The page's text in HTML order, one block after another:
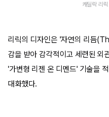
캐딜락 리
리릭의 디자인은 '자연의 리듬
감을 받아 감각적이고 세련된 외
'가변형 리젠 온 디멘드' 기술을
대화했다.